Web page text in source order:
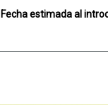
Fecha estimada al